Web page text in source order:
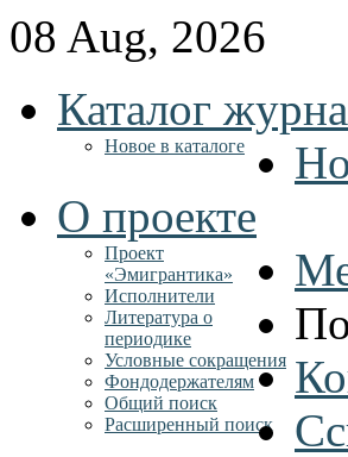
08 Aug, 2026
Каталог
Новое в каталоге
О проекте
Проект
«Эмигрантика»
Исполнители
Литература о
периодике
Условные сокращения
Фондодержателям
Общий поиск
Расширенный поиск